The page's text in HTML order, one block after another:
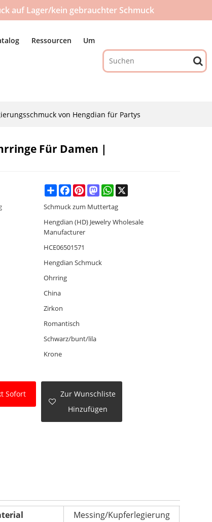
auf Lager/kein gebrauchter Schmuck
Ressourcen Um
von Hengdian für Partys
Für Damen |
ShareFacebookPinterestMastodonWhatsApp
Schmuck zum Muttertag
Hengdian (HD) Jewelry Wholesale
Manufacturer
HCE06501571
Hengdian Schmuck
Ohrring
China
Zirkon
Romantisch
Schwarz/bunt/lila
Krone
Sofort
Zur Wunschliste
Hinzufügen
Messing/Kupferlegierung